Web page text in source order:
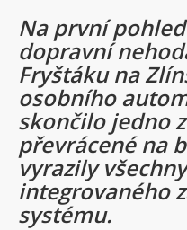
Na první
dopravní
Fryštáku na
osobního
skončilo jedno
převrácené na
vyrazily
integrovaného
systému.